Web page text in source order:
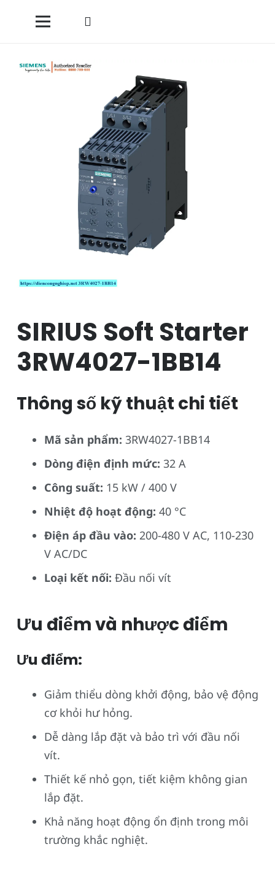
SIRIUS Soft Starter
3RW4027-1BB14
Thông số kỹ thuật chi tiết
Mã sản phẩm: 3RW4027-1BB14
Dòng điện định mức: 32 A
Công suất: 15 kW / 400 V
Nhiệt độ hoạt động: 40 °C
Điện áp đầu vào: 200-480 V AC, 110-230
V AC/DC
Loại kết nối: Đầu nối vít
Ưu điểm và nhược điểm
Ưu điểm:
Giảm thiểu dòng khởi động, bảo vệ động
cơ khỏi hư hỏng.
Dễ dàng lắp đặt và bảo trì với đầu nối
vít.
Thiết kế nhỏ gọn, tiết kiệm không gian
lắp đặt.
Khả năng hoạt động ổn định trong môi
trường khắc nghiệt.